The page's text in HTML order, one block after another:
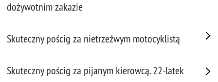
dożywotnim zakazie
Skuteczny pościg za nietrzeźwym motocyklistą
Skuteczny pościg za pijanym kierowcą. 22-latek